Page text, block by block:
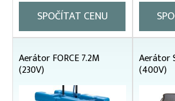
SPOČÍTAT CENU
Aerátor FORCE 7.2M
(230V)
Aerátor
(400V)